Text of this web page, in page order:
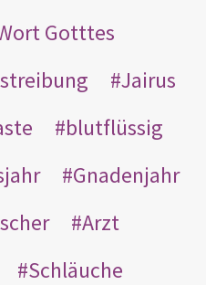
Gotttes
Jairus
blutflüssig
Gnadenjahr
Arzt
Schläuche